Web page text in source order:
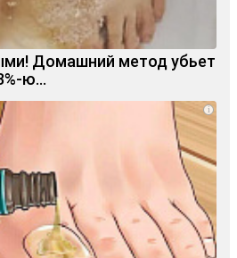
Домашний метод убьет
ю…
i